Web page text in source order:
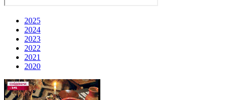
2025
2024
2023
2022
2021
2020